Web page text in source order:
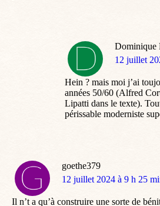
Dominique
dit
12 juillet
Hein ? mais moi j’ai
années 50/60 (Alfred
Lipatti dans le texte).
périssable moderniste
goethe379
dit
12 juillet 2024 à 9 h 25
Il n’t a qu’à construire une sorte de